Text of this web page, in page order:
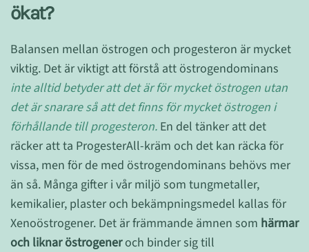
ökat?
Balansen mellan östrogen och progesteron är mycket
viktig. Det är viktigt att förstå att östrogendominans
inte alltid betyder att det är för mycket östrogen utan
det är snarare så att det finns för mycket östrogen i
förhållande till progesteron. En del tänker att det
räcker att ta ProgesterAll-kräm och det kan räcka för
vissa, men för de med östrogendominans behövs mer
än så. Många gifter i vår miljö som tungmetaller,
kemikalier, plaster och bekämpningsmedel kallas för
Xenoöstrogener. Det är främmande ämnen som härmar
och liknar östrogeneroch binder sig till